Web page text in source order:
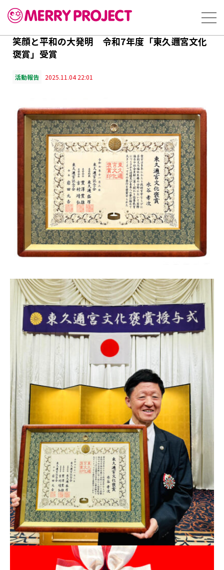
笑顔と平和の大発明 令和7年度「東久邇宮文化
褒賞」受賞
活動報告 2025.11.04 22:01